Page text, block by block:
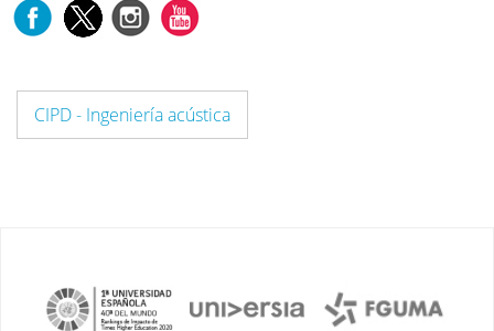
CIPD - Ingeniería acústica